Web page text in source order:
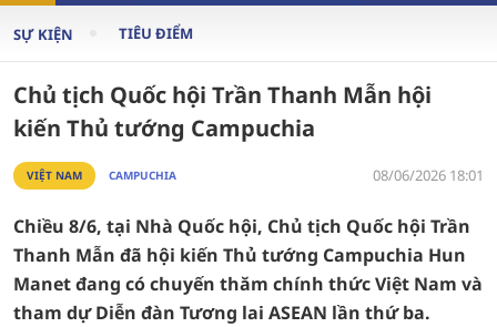
SỰ KIỆN TIÊU ĐIỂM
Chủ tịch Quốc hội Trần Thanh Mẫn hội
kiến Thủ tướng Campuchia
VIỆT NAM CAMPUCHIA 08/06/2026 18:01
Chiều 8/6, tại Nhà Quốc hội, Chủ tịch Quốc hội Trần
Thanh Mẫn đã hội kiến Thủ tướng Campuchia Hun
Manet đang có chuyến thăm chính thức Việt Nam và
tham dự Diễn đàn Tương lai ASEAN lần thứ ba.